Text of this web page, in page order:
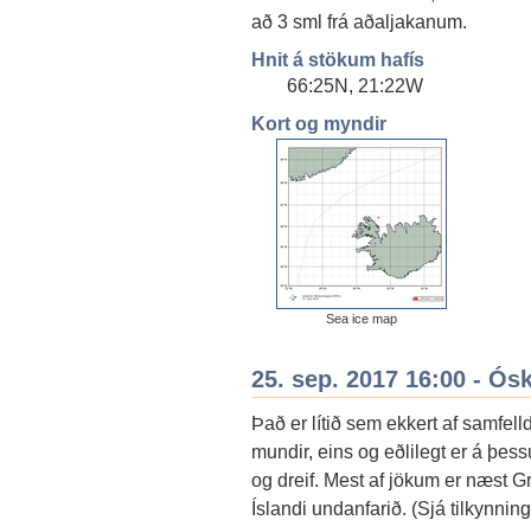
að 3 sml frá aðaljakanum.
Hnit á stökum hafís
66:25N, 21:22W
Kort og myndir
Sea ice map
25. sep. 2017 16:00 -
Það er lítið sem ekkert af
mundir, eins og eðlilegt er á
og dreif. Mest af jökum er næst
Íslandi undanfarið. (Sjá